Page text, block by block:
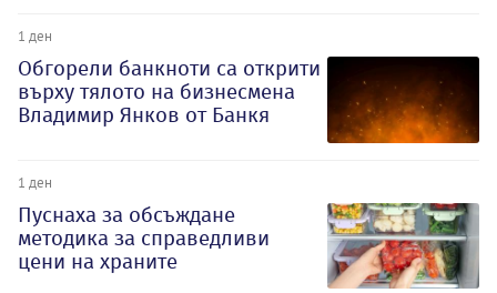
1 ден
Обгорели банкноти са открити
върху тялото на бизнесмена
Владимир Янков от Банкя
1 ден
Пуснаха за обсъждане
методика за справедливи
цени на храните